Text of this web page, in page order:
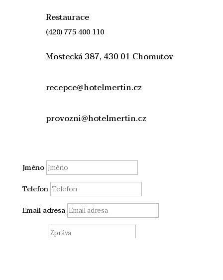
Restaurace
(420) 775 400 110
Mostecká 387, 430 01 Chomutov
recepce@hotelmertin.cz
provozni@hotelmertin.cz
Jméno
Telefon
Email adresa